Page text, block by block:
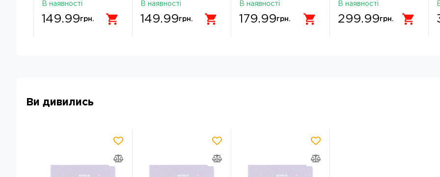
В наявності
149.99грн.
В наявності
149.99грн.
В наявності
179.99грн.
В наявності
299.99грн.
Ви дивились